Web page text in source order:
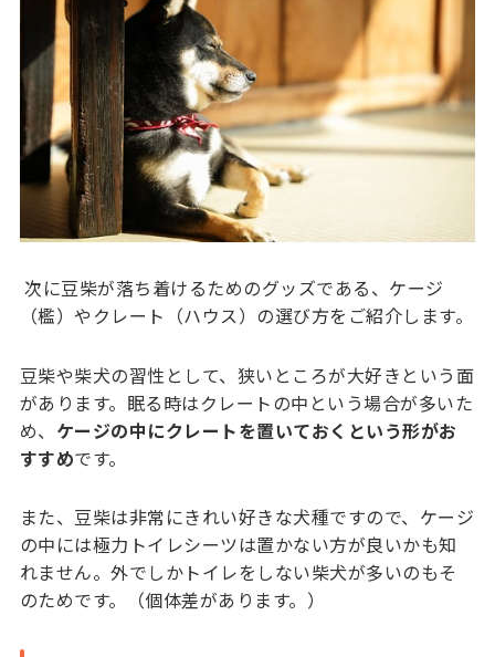
次に豆柴が落ち着けるためのグッズである、ケージ
（檻）やクレート（ハウス）の選び方をご紹介します。
豆柴や柴犬の習性として、狭いところが大好きという面
があります。眠る時はクレートの中という場合が多いた
め、 ケージの中にクレートを置いておくという形がお
すすめです。
また、豆柴は非常にきれい好きな犬種ですので、ケージ
の中には極力トイレシーツは置かない方が良いかも知
れません。外でしかトイレをしない柴犬が多いのもそ
のためです。（個体差があります。）